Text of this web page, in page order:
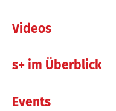
Videos
s+ im Überblick
Events